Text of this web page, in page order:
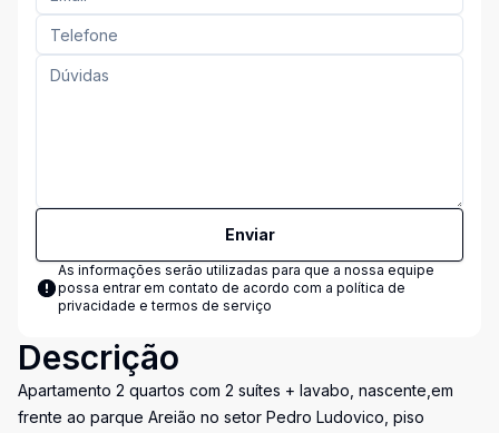
Enviar
As informações serão utilizadas para que a nossa equipe
possa entrar em contato de acordo com a política de
privacidade e termos de serviço
Descrição
Apartamento 2 quartos com 2 suítes + lavabo, nascente,em
frente ao parque Areião no setor Pedro Ludovico, piso